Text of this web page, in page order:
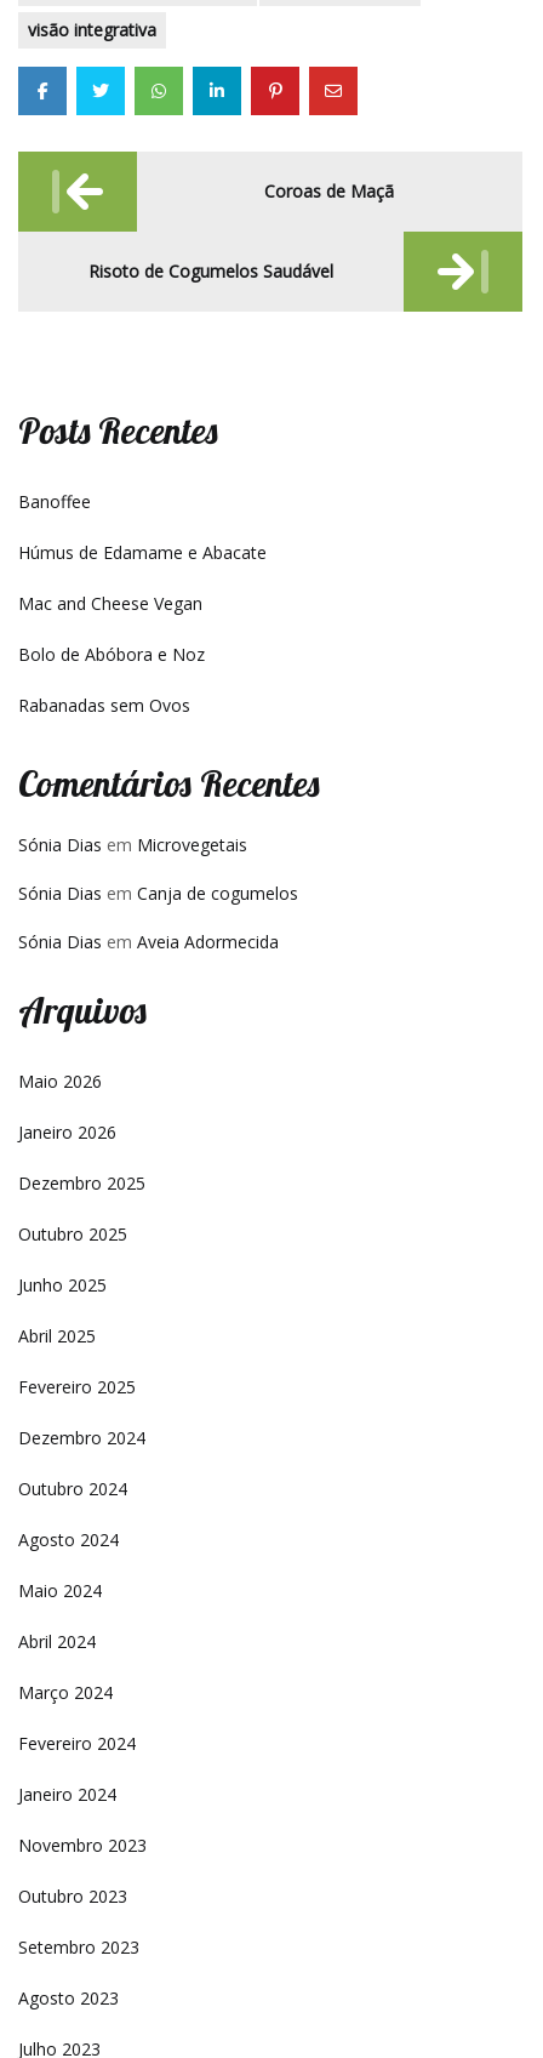
visão integrativa
Post
navigation
Coroas de Maçã
Risoto de Cogumelos Saudável
Posts Recentes
Banoffee
Húmus de Edamame e Abacate
Mac and Cheese Vegan
Bolo de Abóbora e Noz
Rabanadas sem Ovos
Comentários Recentes
Sónia Dias em Microvegetais
Sónia Dias em Canja de cogumelos
Sónia Dias em Aveia Adormecida
Arquivos
Maio 2026
Janeiro 2026
Dezembro 2025
Outubro 2025
Junho 2025
Abril 2025
Fevereiro 2025
Dezembro 2024
Outubro 2024
Agosto 2024
Maio 2024
Abril 2024
Março 2024
Fevereiro 2024
Janeiro 2024
Novembro 2023
Outubro 2023
Setembro 2023
Agosto 2023
Julho 2023